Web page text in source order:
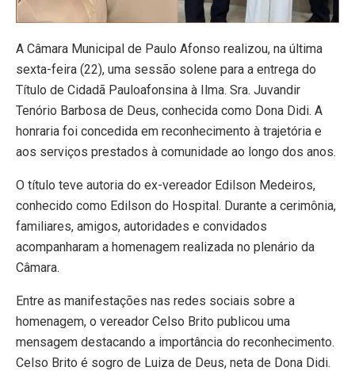
A Câmara Municipal de Paulo Afonso realizou, na última
sexta-feira (22), uma sessão solene para a entrega do
Título de Cidadã Pauloafonsina à Ilma. Sra. Juvandir
Tenório Barbosa de Deus, conhecida como Dona Didi. A
honraria foi concedida em reconhecimento à trajetória e
aos serviços prestados à comunidade ao longo dos anos.
O título teve autoria do ex-vereador Edilson Medeiros,
conhecido como Edilson do Hospital. Durante a cerimônia,
familiares, amigos, autoridades e convidados
acompanharam a homenagem realizada no plenário da
Câmara.
Entre as manifestações nas redes sociais sobre a
homenagem, o vereador Celso Brito publicou uma
mensagem destacando a importância do reconhecimento.
Celso Brito é sogro de Luiza de Deus, neta de Dona Didi.